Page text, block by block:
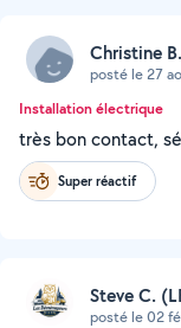
Christine B.
posté le 27
Installation électrique
très bon contact,
Super réactif
Steve C.
posté le 02